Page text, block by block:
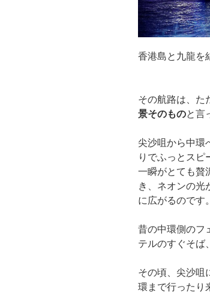
香港島と九龍を
その航路は、た
景そのものと言
尖沙咀から中環
りでふっとスピ
一瞬がとても贅
き、ネオンの光
に広がるのです。
昔の中環側のフ
テルのすぐそば
その頃、尖沙咀
環まで行ったり